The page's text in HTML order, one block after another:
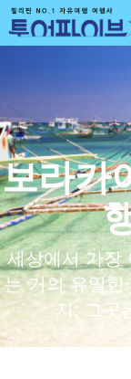
보라카
세상에서 가장
는 거의 유일
지, 그곳